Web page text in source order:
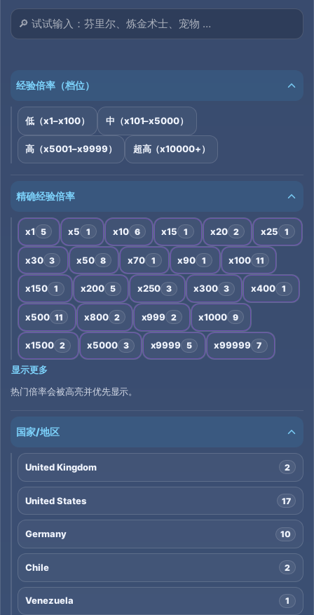
经验倍率（档位）
低（x1–x100） 中（x101–x5000）
高（x5001–x9999） 超高（x10000+）
精确经验倍率
x1 5 x5 1 x10 6 x15 1 x20 2 x25 1
x30 3 x50 8 x70 1 x90 1 x100 11
x150 1 x200 5 x250 3 x300 3 x400 1
x500 11 x800 2 x999 2 x1000 9
x1500 2 x5000 3 x9999 5 x99999 7
显示更多
热门倍率会被高亮并优先显示。
国家/地区
United Kingdom 2
United States 17
Germany 10
Chile 2
Venezuela 1